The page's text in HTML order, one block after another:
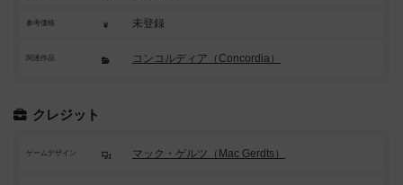
参考価格 未登録
関連作品 コンコルディア（Concordia）
クレジット
ゲームデザイン マック・ゲルツ（Mac Gerdts）